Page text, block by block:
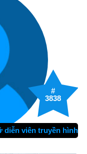
#
3838
diễn viên truyền hình